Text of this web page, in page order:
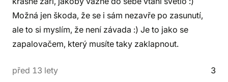
Možná jen škoda, že se i sám nezavře po zasunutí,
ale to si myslím, že není závada :) Je to jako se
zapalovačem, který musíte taky zaklapnout.
před 13 lety 3